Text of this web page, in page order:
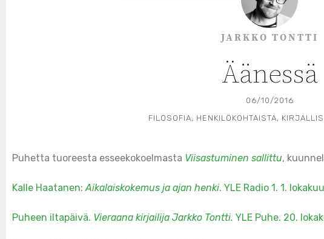
JARKKO TONTTI
Äänessä
06/10/2016
FILOSOFIA, HENKILÖKOHTAISTA,
Puhetta tuoreesta esseekokoelmasta Viisastuminen sallittu,
Kalle Haatanen:Aikalaiskokemus ja ajan henki. YLE Radio 1. 1.
Puheen iltapäivä. Vieraana kirjailija Jarkko Tontti. YLE Puhe. 20.